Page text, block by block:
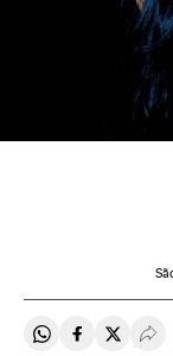
Compartir en
Compartir